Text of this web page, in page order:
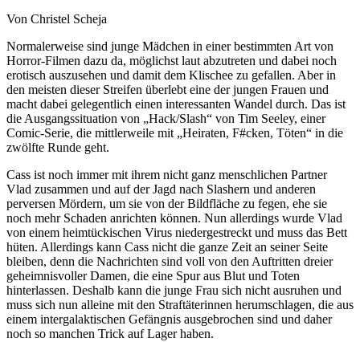
Von Christel Scheja
Normalerweise sind junge Mädchen in einer bestimmten Art von
Horror-Filmen dazu da, möglichst laut abzutreten und dabei noch
erotisch auszusehen und damit dem Klischee zu gefallen. Aber in
den meisten dieser Streifen überlebt eine der jungen Frauen und
macht dabei gelegentlich einen interessanten Wandel durch. Das ist
die Ausgangssituation von „Hack/Slash“ von Tim Seeley, einer
Comic-Serie, die mittlerweile mit „Heiraten, F#cken, Töten“ in die
zwölfte Runde geht.
Cass ist noch immer mit ihrem nicht ganz menschlichen Partner
Vlad zusammen und auf der Jagd nach Slashern und anderen
perversen Mördern, um sie von der Bildfläche zu fegen, ehe sie
noch mehr Schaden anrichten können. Nun allerdings wurde Vlad
von einem heimtückischen Virus niedergestreckt und muss das Bett
hüten. Allerdings kann Cass nicht die ganze Zeit an seiner Seite
bleiben, denn die Nachrichten sind voll von den Auftritten dreier
geheimnisvoller Damen, die eine Spur aus Blut und Toten
hinterlassen. Deshalb kann die junge Frau sich nicht ausruhen und
muss sich nun alleine mit den Straftäterinnen herumschlagen, die aus
einem intergalaktischen Gefängnis ausgebrochen sind und daher
noch so manchen Trick auf Lager haben.